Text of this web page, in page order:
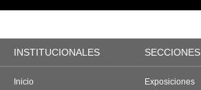
INSTITUCIONALES SECCIONES
Inicio
Exposiciones